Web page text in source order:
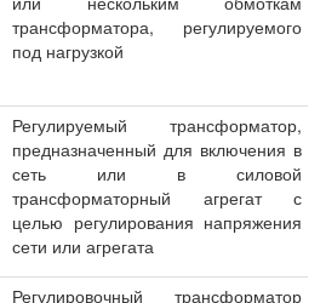
трансформатора, регулируемого
под нагрузкой
Регулируемый трансформатор,
предназначенный для включения в
сеть или в силовой
трансформаторный агрегат с
целью регулирования напряжения
сети или агрегата
Регулировочный трансформатор